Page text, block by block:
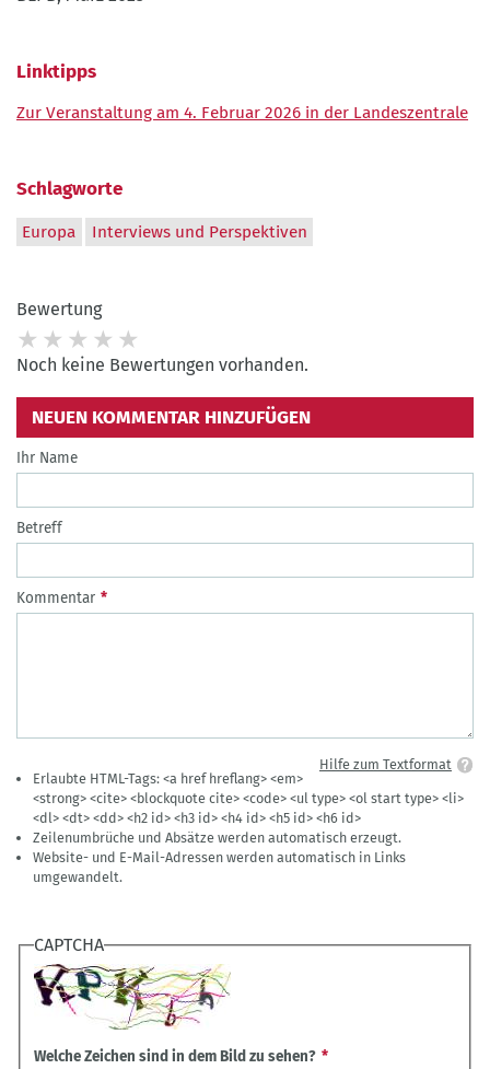
Linktipps
Zur Veranstaltung am 4. Februar 2026 in der Landeszentrale
Schlagworte
Europa Interviews und Perspektiven
Bewertung
Noch keine Bewertungen vorhanden.
NEUEN KOMMENTAR HINZUFÜGEN
Ihr Name
Betreff
Kommentar
Hilfe zum Textformat
Erlaubte HTML-Tags: <a href hreflang> <em>
<strong> <cite> <blockquote cite> <code> <ul type> <ol start type> <li>
<dl> <dt> <dd> <h2 id> <h3 id> <h4 id> <h5 id> <h6 id>
Zeilenumbrüche und Absätze werden automatisch erzeugt.
Website- und E-Mail-Adressen werden automatisch in Links
umgewandelt.
CAPTCHA
Welche Zeichen sind in dem Bild zu sehen?